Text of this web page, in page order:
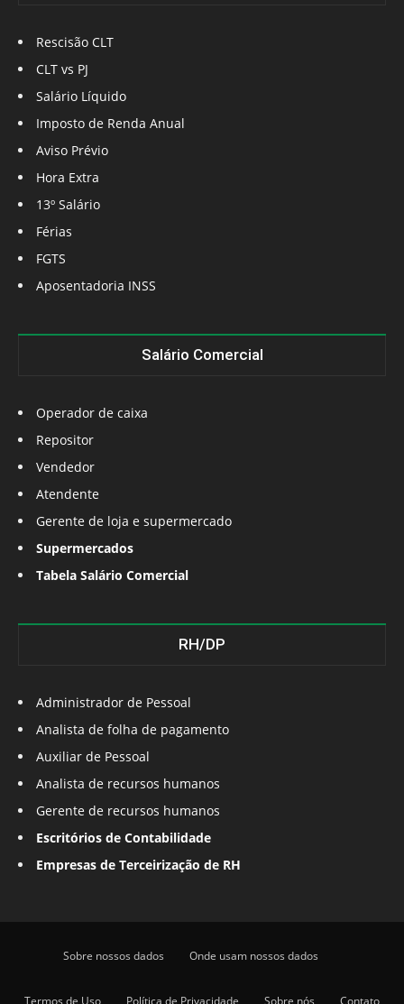
Rescisão CLT
CLT vs PJ
Salário Líquido
Imposto de Renda Anual
Aviso Prévio
Hora Extra
13º Salário
Férias
FGTS
Aposentadoria INSS
Salário Comercial
Operador de caixa
Repositor
Vendedor
Atendente
Gerente de loja e supermercado
Supermercados
Tabela Salário Comercial
RH/DP
Administrador de Pessoal
Analista de folha de pagamento
Auxiliar de Pessoal
Analista de recursos humanos
Gerente de recursos humanos
Escritórios de Contabilidade
Empresas de Terceirização de RH
Sobre nossos dados Onde usam nossos dados